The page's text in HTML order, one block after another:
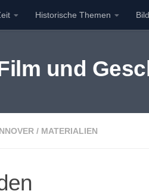
Historische Themen
und
/ MATERIALIEN